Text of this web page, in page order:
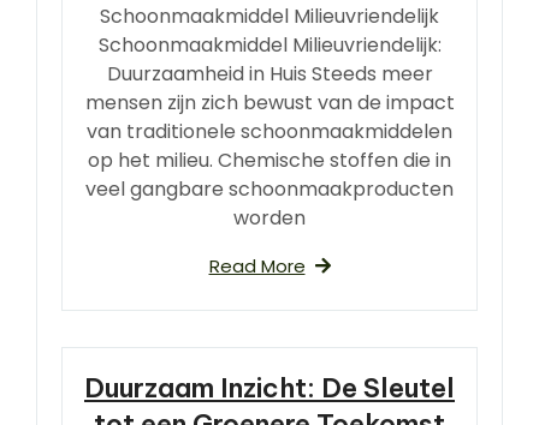
Schoonmaakmiddel Milieuvriendelijk
Schoonmaakmiddel Milieuvriendelijk:
Duurzaamheid in Huis Steeds meer
mensen zijn zich bewust van de impact
van traditionele schoonmaakmiddelen
op het milieu. Chemische stoffen die in
veel gangbare schoonmaakproducten
worden
Read More
Duurzaam Inzicht: De Sleutel